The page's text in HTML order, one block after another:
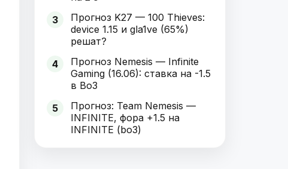
3
Прогноз K27 — 100 Thieves:
device 1.15 и gla1ve (65%)
решат?
4
Прогноз Nemesis — Infinite
Gaming (16.06): ставка на -1.5
в Bo3
5
Прогноз: Team Nemesis —
INFINITE, фора +1.5 на
INFINITE (bo3)